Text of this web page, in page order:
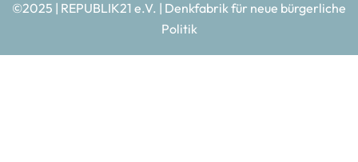
©2025 | REPUBLIK21 e.V. | Denkfabrik für neue bürgerliche
Politik